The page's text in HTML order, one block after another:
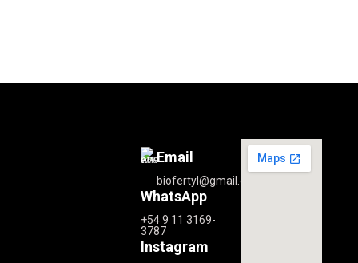
Email
biofertyl@gmail.com
WhatsApp
+54 9 11 3169-
3787
Instagram